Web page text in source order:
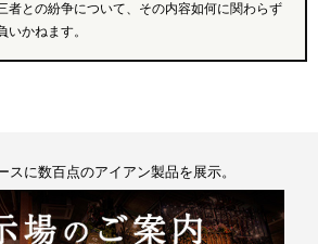
者との紛争について、その内容如何に関わらず
いかねます。
スに数百点のアイアン製品を展示。